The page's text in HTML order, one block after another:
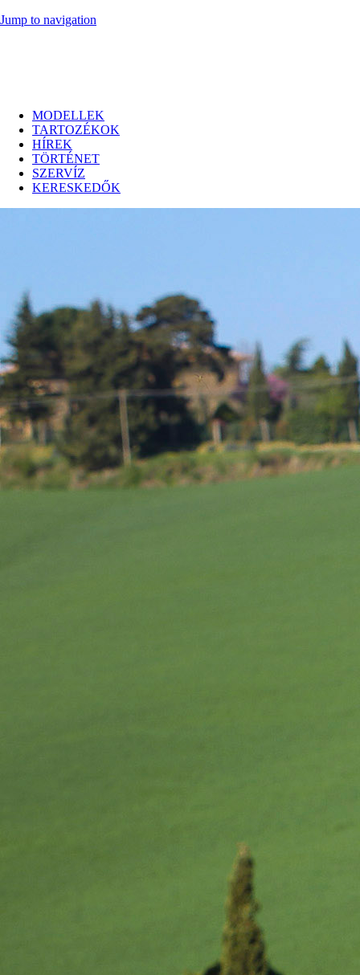
Jump to navigation
MODELLEK
TARTOZÉKOK
HÍREK
TÖRTÉNET
SZERVÍZ
KERESKEDŐK